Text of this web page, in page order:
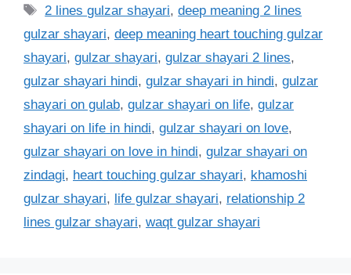
Tags
2 lines gulzar shayari,deep meaning 2 lines
gulzar shayari, deep meaning heart touching gulzar
shayari, gulzar shayari, gulzar shayari 2 lines,
gulzar shayari hindi, gulzar shayari in hindi, gulzar
shayari on gulab, gulzar shayari on life, gulzar
shayari on life in hindi, gulzar shayari on love,
gulzar shayari on love in hindi, gulzar shayari on
zindagi, heart touching gulzar shayari, khamoshi
gulzar shayari, life gulzar shayari, relationship 2
lines gulzar shayari, waqt gulzar shayari